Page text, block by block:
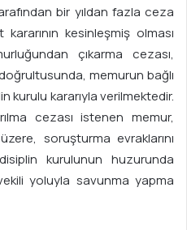
bir yıldan fazla ceza
kesinleşmiş olması
çıkarma cezası,
memurun bağlı
kurulu kararıyla verilmektedir.
cezası istenen memur,
soruşturma evraklarını
kurulunun huzurunda
yoluyla savunma yapma